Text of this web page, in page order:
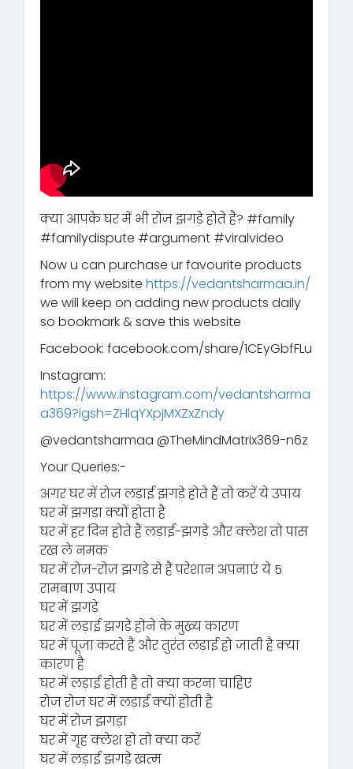
क्या आपके घर में भी रोज़ झगड़े होते हैं? #family
#familydispute #argument #viralvideo
Now u can purchase ur favourite products
from my website https://vedantsharmaa.in/
we will keep on adding new products daily
so bookmark & save this website
Facebook: facebook.com/share/1CEyGbfFLu
Instagram:
https://www.instagram.com/vedantsharma
a369?igsh=ZHlqYXpjMXZxZndy
‪@vedantsharmaa‬ ‪@TheMindMatrix369-n6z‬
Your Queries:-
अगर घर में रोज लड़ाई झगड़े होते हैं तो करें ये उपाय
घर में झगड़ा क्यों होता है
घर में हर दिन होते हैं लड़ाई-झगड़े और क्लेश तो पास
रख ले नमक
घर में रोज़-रोज़ झगड़े से हैं परेशान अपनाएं ये 5
रामबाण उपाय
घर में झगड़े
घर में लड़ाई झगड़े होने के मुख्य कारण
घर में पूजा करते हैं और तुरंत लड़ाई हो जाती है क्या
कारण है
घर में लड़ाई होती है तो क्या करना चाहिए
रोज रोज घर में लड़ाई क्यों होती है
घर में रोज झगड़ा
घर में गृह क्लेश हो तो क्या करें
घर में लड़ाई झगड़े खत्म